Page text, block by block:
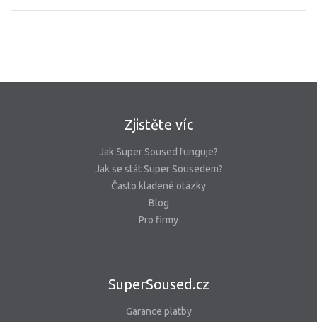
Zjistěte víc
Jak Super Soused funguje?
Jak se stát Super Sousedem?
Často kladené otázky
Blog
Pro firmy
SuperSoused.cz
Garance platby